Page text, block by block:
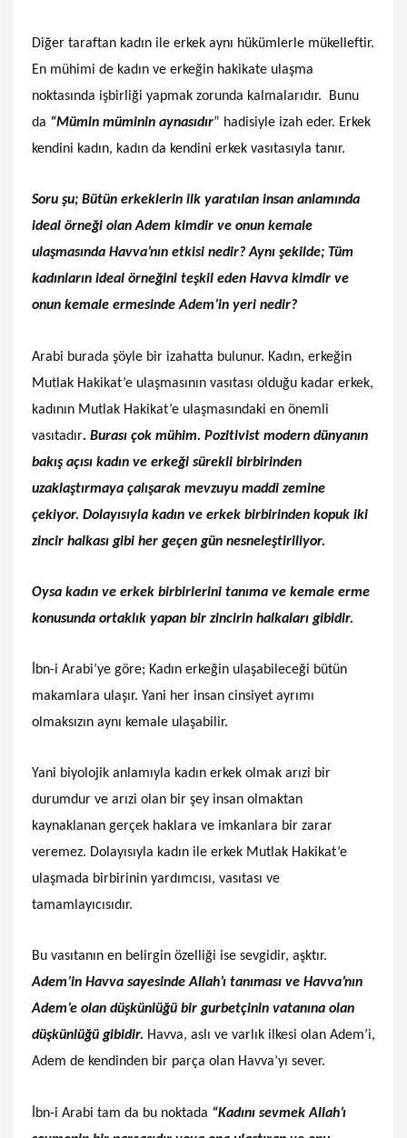
Diğer taraftan kadın ile erkek aynı hükümlerle mükelleftir.
En mühimi de kadın ve erkeğin hakikate ulaşma
noktasında işbirliği yapmak zorunda kalmalarıdır. Bunu
da “Mümin müminin aynasıdır” hadisiyle izah eder. Erkek
kendini kadın, kadın da kendini erkek vasıtasıyla tanır.
Soru şu; Bütün erkeklerin ilk yaratılan insan anlamında
ideal örneği olan Adem kimdir ve onun kemale
ulaşmasında Havva’nın etkisi nedir? Aynı şekilde; Tüm
kadınların ideal örneğini teşkil eden Havva kimdir ve
onun kemale ermesinde Adem’in yeri nedir?
Arabi burada şöyle bir izahatta bulunur. Kadın, erkeğin
Mutlak Hakikat’e ulaşmasının vasıtası olduğu kadar erkek,
kadının Mutlak Hakikat’e ulaşmasındaki en önemli
vasıtadır. Burası çok mühim. Pozitivist modern dünyanın
bakış açısı kadın ve erkeği sürekli birbirinden
uzaklaştırmaya çalışarak mevzuyu maddi zemine
çekiyor. Dolayısıyla kadın ve erkek birbirinden kopuk iki
zincir halkası gibi her geçen gün nesneleştiriliyor.
Oysa kadın ve erkek birbirlerini tanıma ve kemale erme
konusunda ortaklık yapan bir zincirin halkaları gibidir.
İbn-i Arabi’ye göre; Kadın erkeğin ulaşabileceği bütün
makamlara ulaşır. Yani her insan cinsiyet ayrımı
olmaksızın aynı kemale ulaşabilir.
Yani biyolojik anlamıyla kadın erkek olmak arızi bir
durumdur ve arızi olan bir şey insan olmaktan
kaynaklanan gerçek haklara ve imkanlara bir zarar
veremez. Dolayısıyla kadın ile erkek Mutlak Hakikat’e
ulaşmada birbirinin yardımcısı, vasıtası ve
tamamlayıcısıdır.
Bu vasıtanın en belirgin özelliği ise sevgidir, aşktır.
Adem’in Havva sayesinde Allah’ı tanıması ve Havva’nın
Adem’e olan düşkünlüğü bir gurbetçinin vatanına olan
düşkünlüğü gibidir. Havva, aslı ve varlık ilkesi olan Adem’i,
Adem de kendinden bir parça olan Havva’yı sever.
İbn-i Arabi tam da bu noktada “Kadını sevmek Allah’ı